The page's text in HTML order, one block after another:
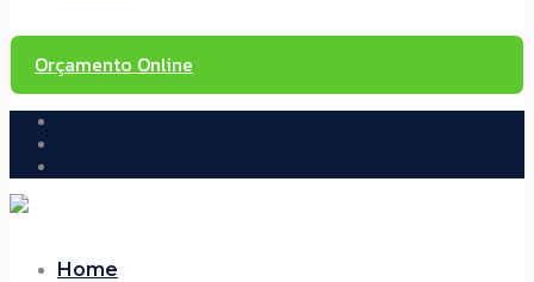
Orçamento Online
Home